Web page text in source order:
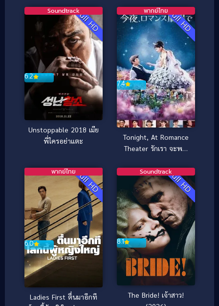
Full HD
6.2
Soundtrack
Unstoppable 2018 เมีย
พี่ใครอย่าแตะ
Full HD
7.4
พากย์ไทย
Tonight, At Romance
Theater รักเรา จะพบ
Full HD
6.0
พากย์ไทย
Ladies First ตื่นมาอีกที
Full HD
8.1
Soundtrack
The Bride! เจ้าสาว!